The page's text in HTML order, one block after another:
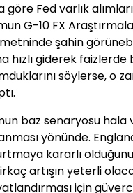
Fed varlık
G-10 FX
şahin
hızlı giderek
söylerse, o
baz senaryosu hala
yönünde.
kararlı
artışın yeterli
için